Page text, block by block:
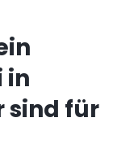
in
sind für